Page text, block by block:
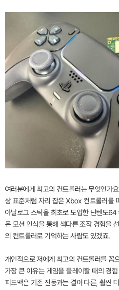
여러분에게 최고의 컨트롤러는 무엇인가
상 표준처럼 자리 잡은 Xbox 컨트롤러를
아날로그 스틱을 최초로 도입한 닌텐도
은 모션 인식을 통해 색다른 조작 경험을
의 컨트롤러로 기억하는 사람도 있겠죠.
개인적으로 저에게 최고의 컨트롤러를 꼽
가장 큰 이유는 게임을 플레이할 때의 경
피드백은 기존 진동과는 결이 다른, 훨씬